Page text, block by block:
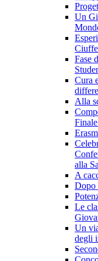
Un
Fase
Cura
Alla
alla
A
Dopo
Le
Un
degli